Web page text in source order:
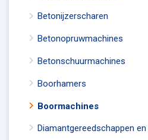
Betonijzerscharen
Betonopruwmachines
Betonschuurmachines
Boorhamers
Boormachines
Diamantgereedschappen